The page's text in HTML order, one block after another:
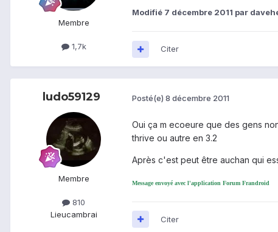
Membre
1,7k
Modifié 7 décembre 2011 par
Citer
ludo59129
Membre
810
Lieucambrai
Posté(e) 8 décembre 2011
Oui ça m ecoeure que des gens
thrive ou autre en 3.2
Après c'est peut être auchan qui
Message envoyé avec l'application Forum Frandroid
Citer